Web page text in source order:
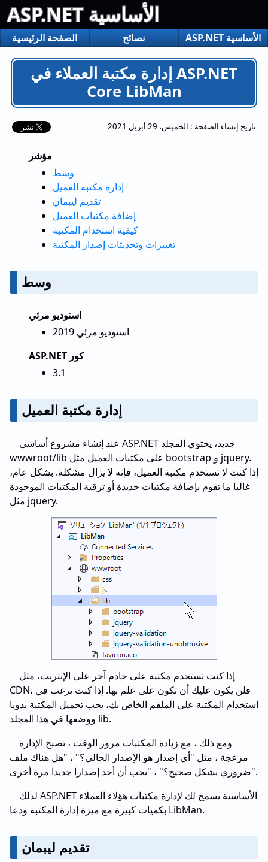
ASP.NET الأساسية
الصفحة الرئيسية نصائح ASP.NET الأساسية
إدارة مكتبة العملاء في ASP.NET
Core LibMan
تاريخ إنشاء الصفحة : الخميس، 29 أبريل 2021
مؤشر
وسط
إدارة مكتبة العميل
تقديم ليبمان
إضافة مكتبات العميل
كيفية استخدام المكتبة
تغييرات وتحديثات إصدار المكتبة
وسط
استوديو مرئي
استوديو مرئي 2019
ASP.NET كور
3.1
إدارة مكتبة العميل
عند إنشاء مشروع أساسي ASP.NET جديد، يحتوي المجلد
wwwroot/lib على مكتبات العميل مثل bootstrap و jquery.
إذا كنت لا تستخدم مكتبة العميل، فإنه لا يزال مشكلة. بشكل عام،
غالبا ما تقوم بإضافة مكتبات جديدة أو ترقية المكتبات الموجودة
مثل jquery.
إذا كنت تستخدم مكتبة على خادم آخر على الإنترنت، مثل
CDN، فلن يكون عليك أن تكون على علم بها. إذا كنت ترغب في
استخدام المكتبة على الملقم الخاص بك، يجب تحميل المكتبة يدويا
ووضعها في هذا المجلد lib.
ومع ذلك ، مع زيادة المكتبات مرور الوقت ، تصبح الإدارة
مزعجة ، مثل "أي إصدار هو الإصدار الحالي؟" ، "هل هناك ملف
ضروري بشكل صحيح؟" ، "يجب أن أجد إصدارا جديدا مرة أخرى".
لذلك ASP.NET الأساسية يسمح لك لإدارة مكتبات هؤلاء العملاء
بكميات كبيرة مع ميزة إدارة المكتبة ودعا LibMan.
تقديم ليبمان